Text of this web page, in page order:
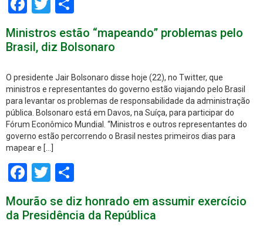
Ministros estão “mapeando” problemas pelo
Brasil, diz Bolsonaro
O presidente Jair Bolsonaro disse hoje (22), no Twitter, que
ministros e representantes do governo estão viajando pelo Brasil
para levantar os problemas de responsabilidade da administração
pública. Bolsonaro está em Davos, na Suíça, para participar do
Fórum Econômico Mundial. “Ministros e outros representantes do
governo estão percorrendo o Brasil nestes primeiros dias para
mapear e […]
Facebook
Twitter
Mourão se diz honrado em assumir exercício
da Presidência da República